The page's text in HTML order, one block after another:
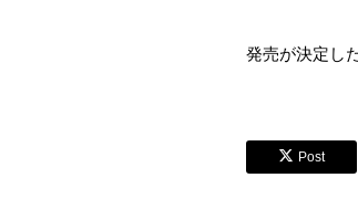
発売が決定し
Post